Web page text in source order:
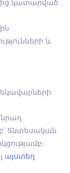
կատարված
և
Տնտեսական
այստեղ